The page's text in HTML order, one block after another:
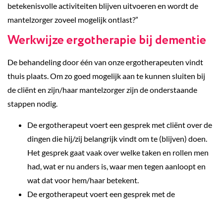
betekenisvolle activiteiten blijven uitvoeren en wordt de
mantelzorger zoveel mogelijk ontlast?”
Werkwijze ergotherapie bij dementie
De behandeling door één van onze ergotherapeuten vindt
thuis plaats. Om zo goed mogelijk aan te kunnen sluiten bij
de cliënt en zijn/haar mantelzorger zijn de onderstaande
stappen nodig.
De ergotherapeut voert een gesprek met cliënt over de
dingen die hij/zij belangrijk vindt om te (blijven) doen.
Het gesprek gaat vaak over welke taken en rollen men
had, wat er nu anders is, waar men tegen aanloopt en
wat dat voor hem/haar betekent.
De ergotherapeut voert een gesprek met de